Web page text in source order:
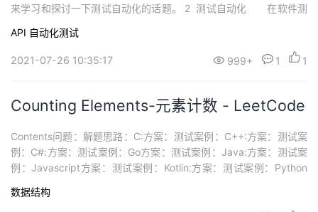
来学习和探讨一下测试自动化的话题。 2 测试自动化 在软件测
行，并对实际结果与预测结果进行比较，测试自动化可以在已经形
成的正式测试流程中自动完成一些重复但必要的任务，或者执行一
API 自动化测试
2021-07-26 10:35:17 999+ 1 1
Counting Elements-元素计数 - LeetCode
Contents问题：解题思路：C:方案：测试案例：C++:方案：测试案
例：C#:方案：测试案例：Go方案：测试案例：Java:方案：测试案
例：Javascript方案：测试案例：Kotlin:方案：测试案例：Python
r array arr, count element x such that x + 1...
数据结构